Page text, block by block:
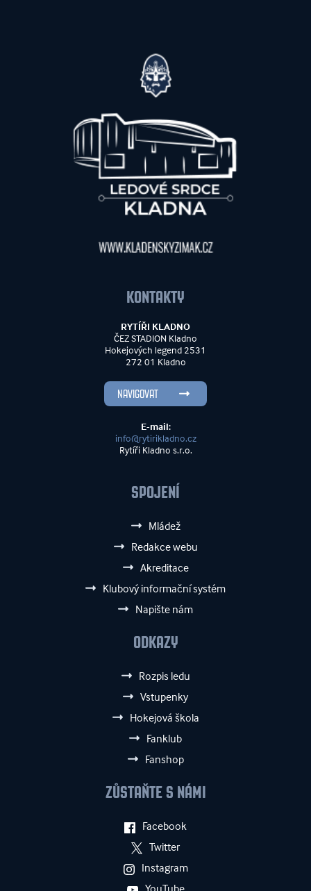
KONTAKTY
RYTÍŘI KLADNO
ČEZ STADION Kladno
Hokejových legend 2531
272 01 Kladno
NAVIGOVAT
E-mail:
info@rytirikladno.cz
Rytíři Kladno s.r.o.
SPOJENÍ
Mládež
Redakce webu
Akreditace
Klubový informační systém
Napište nám
ODKAZY
Rozpis ledu
Vstupenky
Hokejová škola
Fanklub
Fanshop
ZŮSTAŇTE S NÁMI
Facebook
Twitter
Instagram